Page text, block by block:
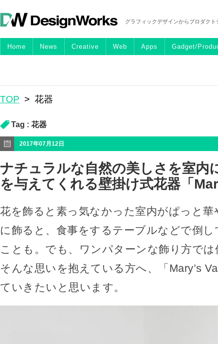
グラフィックデザインからプロダク
Home News Creative Web Apps Gadget/
TOP > 花器
Tag : 花器
2017年07月12日
ナチュラルな自然の美しさを室内
を与えてくれる壁掛け式花器「
花を飾ると素っ気なかった室内がぱっと
に飾ると、食事をするテーブルなどで倒
ことも。でも、ワンパターンな飾り方で
そんな思いを抱えている方へ、「Mary’s
ていきたいと思います。